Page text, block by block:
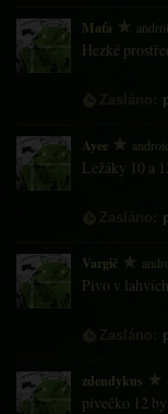
Maťa
Hezké
Ayee
Ležáky 10 a
Vargič
Pivo v
zdendykus
pivečko 12